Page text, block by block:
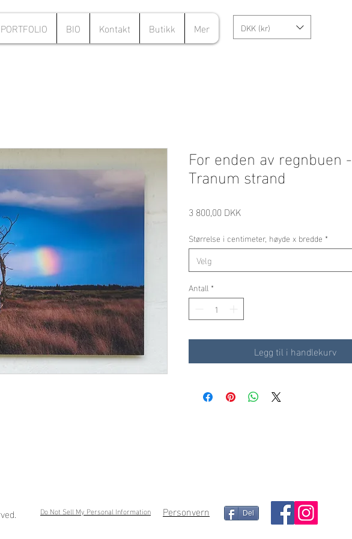
PORTFOLIO BIO Kontakt Butikk Mer DKK (kr)
For enden av regnbuen -
Tranum strand
3 800,00 DKKPris
Størrelse i centimeter, høyde x bredde *
Velg
Antall *
Legg til i handlekurv
Do Not Sell My Personal Information Personvern Del